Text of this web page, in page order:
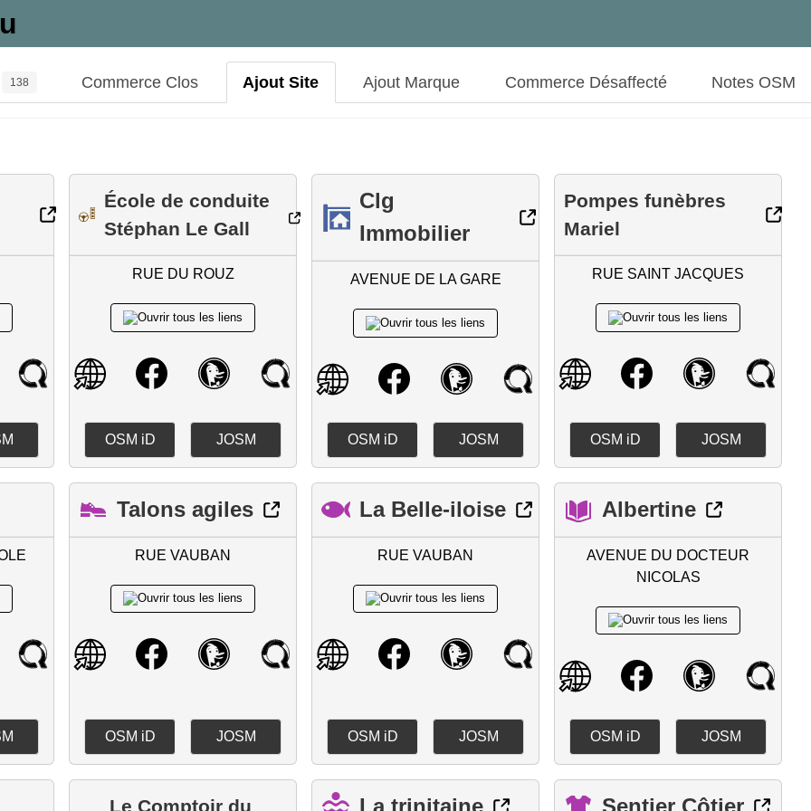
138 Commerce Clos Ajout Site Ajout Marque Commerce Désaffecté Notes OSM
École de conduite
Stéphan Le Gall
RUE DU ROUZ
OSM iD JOSM
Clg
Immobilier
AVENUE DE LA GARE
OSM iD JOSM
Pompes funèbres
Mariel
RUE SAINT JACQUES
OSM iD JOSM
Talons agiles
RUE VAUBAN
OSM iD JOSM
La Belle-iloise
RUE VAUBAN
OSM iD JOSM
Albertine
AVENUE DU DOCTEUR
NICOLAS
OSM iD JOSM
Le Comptoir du
La trinitaine Sentier Côtier